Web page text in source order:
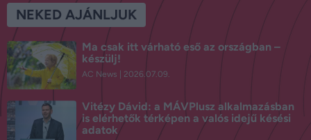
NEKED AJÁNLJUK
Ma csak itt várható eső az országban –
készülj!
AC News 2026.07.09.
Vitézy Dávid: a MÁVPlusz alkalmazásban
is elérhetők térképen a valós idejű késési
adatok